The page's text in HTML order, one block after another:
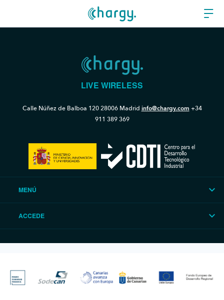
LIVE WIRELESS
Calle Núñez de Balboa 12028006 Madrid info@chargy.com +34
911 389 369
MENÚ
ACCEDE